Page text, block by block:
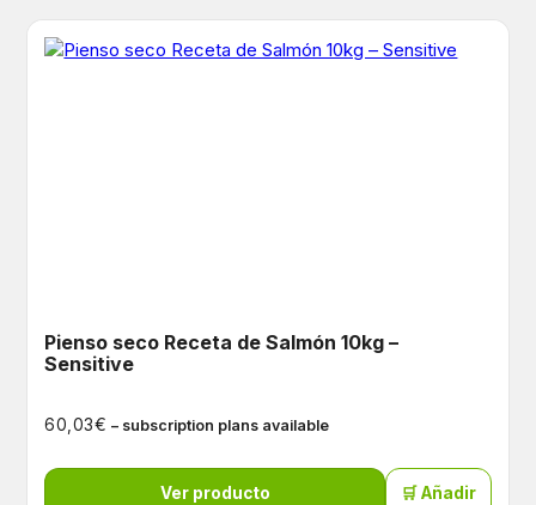
Pienso seco Receta de Salmón 10kg –
Sensitive
60,03€ – subscription plans available
Ver producto 🛒 Añadir